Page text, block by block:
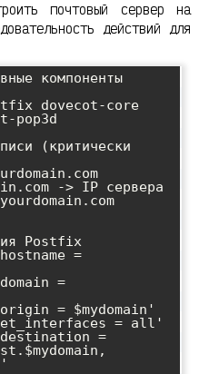
почтовый сервер на
действий для
компоненты
dovecot-core
pop3d
(критически
-> IP сервера
Postfix
=
=
= $mydomain'
= all'
=